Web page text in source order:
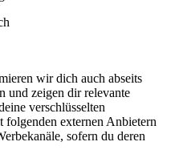
wir dich auch abseits
und zeigen dir relevante
verschlüsselten
folgenden externen Anbietern
sofern du deren